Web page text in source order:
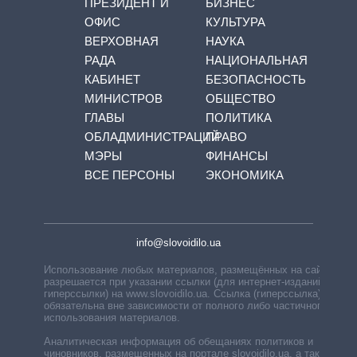
ПРЕЗИДЕНТ И
ОФИС
ВЕРХОВНАЯ
РАДА
КАБИНЕТ
МИНИСТРОВ
ГЛАВЫ
ОБЛАДМИНИСТРАЦИЙ
МЭРЫ
ВСЕ ПЕРСОНЫ
БИЗНЕС
КУЛЬТУРА
НАУКА
НАЦИОНАЛЬНАЯ
БЕЗОПАСНОСТЬ
ОБЩЕСТВО
ПОЛИТИКА
ПРАВО
ФИНАНСЫ
ЭКОНОМИКА
info@slovoidilo.ua
Использование любых материалов, размещённых на сайте,
разрешается при указании ссылки (для интернет-изданий —
гиперссылки) на www.slovoidilo.ua. Ссылка (гиперссылка)
обязательна вне зависимости от полного либо частичного
использования материалов.
Аналитическая информация об обещаниях политиков и
чиновников, размещенных на портале slovoidilo.ua, а также